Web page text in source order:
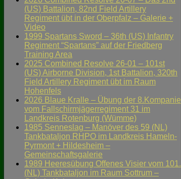
(US) Battalion, 82nd Field Artillery
Regiment übt in der Oberpfalz – Galerie +
Video
1999 Spartans Sword – 36th (US) Infantry
Regiment “Spartans” auf der Friedberg
Training Area
2025 Combined Resolve 26-01 – 101st
(US) Airborne Division, 1st Battalion, 320th
Field Artillery Regiment übt im Raum
Hohenfels
2026 Blaue Kralle – Übung der 8.Kompanie
vom Fallschirmjägerregiment 31 im
Landkreis Rotenburg (Wümme)
1985 Senneslag – Manöver des 59 (NL)
Tankbataljon RHPO im Landkreis Hameln-
Pyrmont + Hildesheim –
Gemeinschaftsgalerie
1989 Heeresübung Offenes Visier vom 101.
(NL) Tankbataljon im Raum Sottrum –